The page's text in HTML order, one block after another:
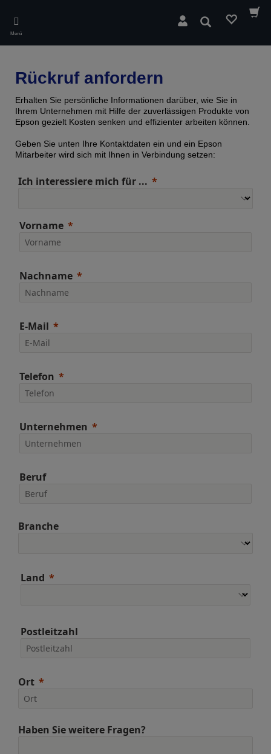
main
content
Menü
Suchen
Rückruf anfordern
Erhalten Sie persönliche Informationen darüber, wie Sie in
Ihrem Unternehmen mit Hilfe der zuverlässigen Produkte von
Epson gezielt Kosten senken und effizienter arbeiten können.
Geben Sie unten Ihre Kontaktdaten ein und ein Epson
Mitarbeiter wird sich mit Ihnen in Verbindung setzen:
Ich interessiere mich für ...
Vorname
Nachname
E-Mail
Telefon
Unternehmen
Beruf
Branche
Land
Postleitzahl
Ort
Haben Sie weitere Fragen?